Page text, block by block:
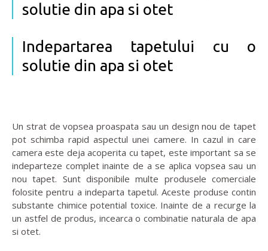
solutie din apa si otet
Indepartarea tapetului cu o
solutie din apa si otet
Un strat de vopsea proaspata sau un design nou de tapet
pot schimba rapid aspectul unei camere. In cazul in care
camera este deja acoperita cu tapet, este important sa se
indeparteze complet inainte de a se aplica vopsea sau un
nou tapet. Sunt disponibile multe produsele comerciale
folosite pentru a indeparta tapetul. Aceste produse contin
substante chimice potential toxice. Inainte de a recurge la
un astfel de produs, incearca o combinatie naturala de apa
si otet.